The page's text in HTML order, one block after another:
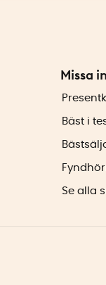
Missa
Bäst i
Se alla